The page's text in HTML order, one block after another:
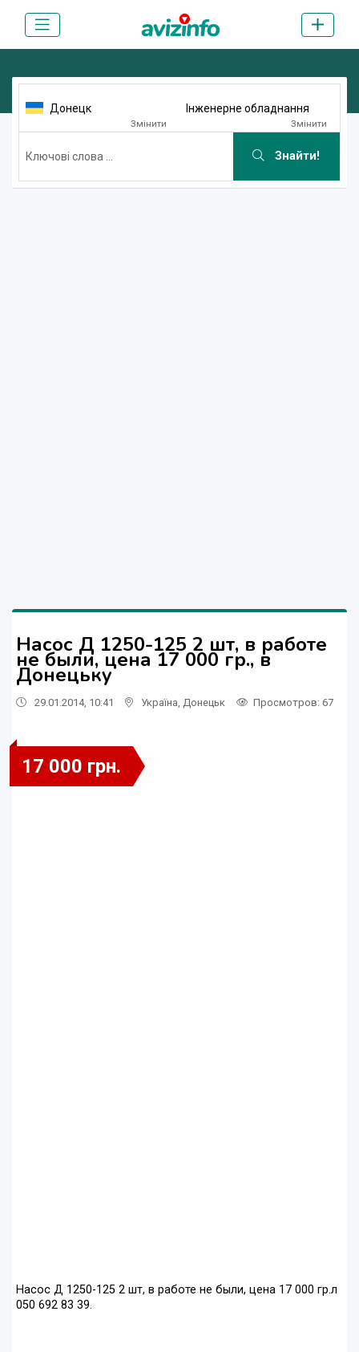
Донецк
Змінити
Інженерне обладнання
Змінити
Знайти!
Насос Д 1250-125 2 шт, в работе
не были, цена 17 000 гр., в
Донецьку
29.01.2014, 10:41 Україна Донецьк Просмотров: 67
17 000 грн.
Насос Д 1250-125 2 шт, в работе не были, цена 17 000 гр.л
050 692 83 39.